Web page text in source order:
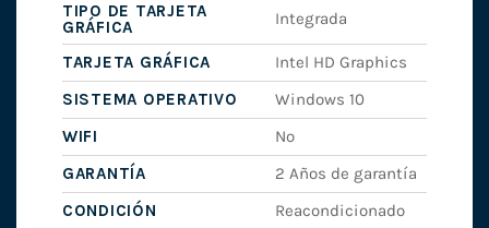
TIPO DE TARJETA
GRÁFICA
Integrada
TARJETA GRÁFICA
Intel HD Graphics
SISTEMA OPERATIVO
Windows 10
WIFI
No
GARANTÍA
2 Años de garantía
CONDICIÓN
Reacondicionado